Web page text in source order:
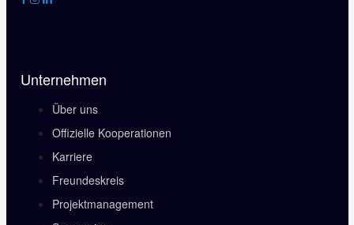
Unternehmen
Über uns
Offizielle Kooperationen
Karriere
Freundeskreis
Projektmanagement